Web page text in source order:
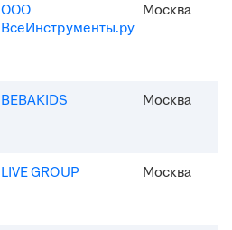
ООО
ВсеИнструменты.ру
Москва
BEBAKIDS Москва
LIVE GROUP Москва